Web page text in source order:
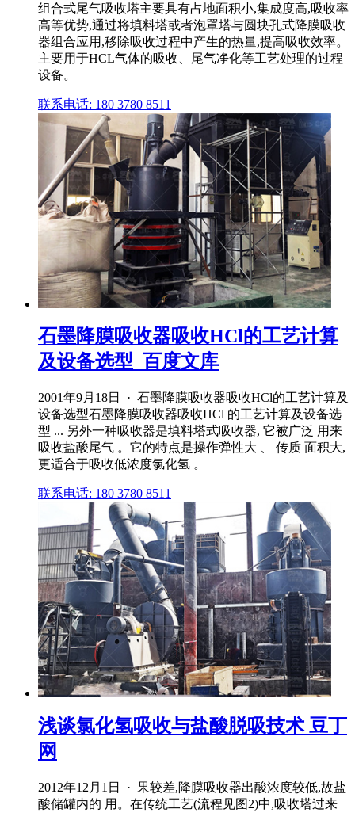
组合式尾气吸收塔主要具有占地面积小,集成度高,吸收率
高等优势,通过将填料塔或者泡罩塔与圆块孔式降膜吸收
器组合应用,移除吸收过程中产生的热量,提高吸收效率。
主要用于HCL气体的吸收、尾气净化等工艺处理的过程
设备。
联系电话: 180 3780 8511
石墨降膜吸收器吸收HCl的工艺计算
及设备选型_百度文库
2001年9月18日 · 石墨降膜吸收器吸收HCl的工艺计算及
设备选型石墨降膜吸收器吸收HCl 的工艺计算及设备选
型 ... 另外一种吸收器是填料塔式吸收器, 它被广泛 用来
吸收盐酸尾气 。它的特点是操作弹性大 、 传质 面积大,
更适合于吸收低浓度氯化氢 。
联系电话: 180 3780 8511
浅谈氯化氢吸收与盐酸脱吸技术 豆丁
网
2012年12月1日 · 果较差,降膜吸收器出酸浓度较低,故盐
酸储罐内的 用。在传统工艺(流程见图2)中,吸收塔过来